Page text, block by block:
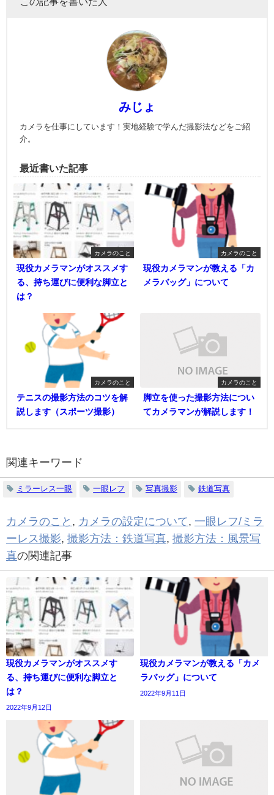
みじょ
カメラを仕事にしています！実地経験で学んだ撮影法などをご紹
介。
最近書いた記事
カメラのこと
現役カメラマンがオススメす
る、持ち運びに便利な脚立と
は？
カメラのこと
現役カメラマンが教える「カ
メラバッグ」について
カメラのこと
テニスの撮影方法のコツを解
説します（スポーツ撮影）
カメラのこと
脚立を使った撮影方法につい
てカメラマンが解説します！
関連キーワード
ミラーレス一眼 一眼レフ 写真撮影 鉄道写真
カメラのこと , カメラの設定について, 一眼レフ/ミラ
ーレス撮影, 撮影方法：鉄道写真, 撮影方法：風景写
真の関連記事
現役カメラマンがオススメす
る、持ち運びに便利な脚立と
は？
2022年9月12日
現役カメラマンが教える「カメ
ラバッグ」について
2022年9月11日